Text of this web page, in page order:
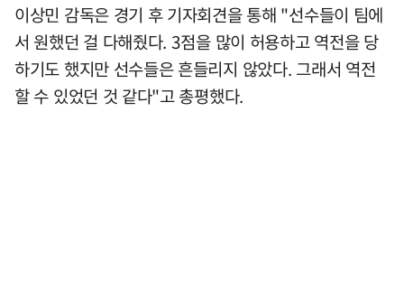
이상민 감독은 경기 후 기자회견을 통해 "선수들이 팀에
서 원했던 걸 다해줬다. 3점을 많이 허용하고 역전을 당
하기도 했지만 선수들은 흔들리지 않았다. 그래서 역전
할 수 있었던 것 같다"고 총평했다.